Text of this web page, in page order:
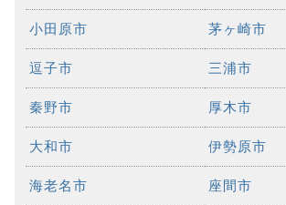
小田原市 茅ヶ崎市
逗子市 三浦市
秦野市 厚木市
大和市 伊勢原市
海老名市 座間市